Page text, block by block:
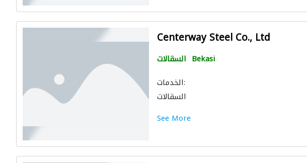
Centerway Steel Co., Ltd
السقالات Bekasi
الخدمات:
السقالات
See More